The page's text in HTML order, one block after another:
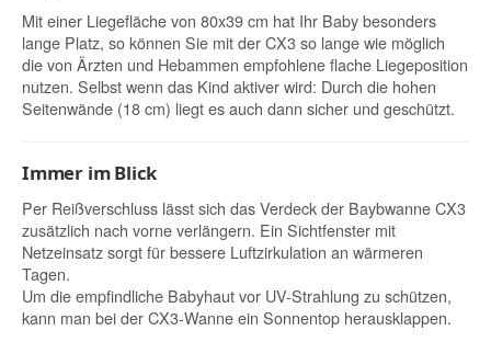
Mit einer Liegefläche von 80x39 cm hat Ihr Baby besonders
lange Platz, so können Sie mit der CX3 so lange wie möglich
die von Ärzten und Hebammen empfohlene flache Liegeposition
nutzen. Selbst wenn das Kind aktiver wird: Durch die hohen
Seitenwände (18 cm) liegt es auch dann sicher und geschützt.
Immer im Blick
Per Reißverschluss lässt sich das Verdeck der Baybwanne CX3
zusätzlich nach vorne verlängern. Ein Sichtfenster mit
Netzeinsatz sorgt für bessere Luftzirkulation an wärmeren
Tagen.
Um die empfindliche Babyhaut vor UV-Strahlung zu schützen,
kann man bei der CX3-Wanne ein Sonnentop herausklappen.